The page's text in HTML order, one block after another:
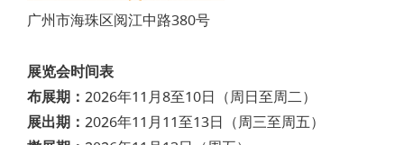
广州市海珠区阅江中路380号
展览会时间表
布展期： 2026年11月8至10日（周日至周二）
展出期： 2026年11月11至13日（周三至周五）